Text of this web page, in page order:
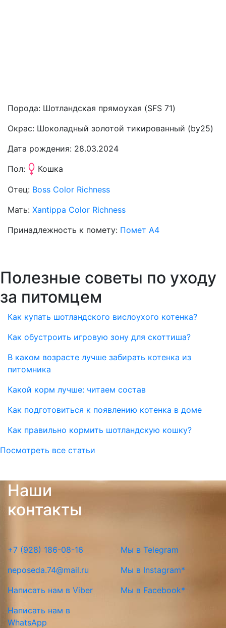
Порода: Шотландская прямоухая (SFS 71)
Окрас: Шоколадный золотой тикированный (by25)
Дата рождения: 28.03.2024
Пол:
Кошка
Отец: Boss Color Richness
Мать: Xantippa Color Richness
Принадлежность к помету: Помет A4
Полезные советы по уходу
за питомцем
Как купать шотландского вислоухого котенка?
Как обустроить игровую зону для скоттиша?
В каком возрасте лучше забирать котенка из
питомника
Какой корм лучше: читаем состав
Как подготовиться к появлению котенка в доме
Как правильно кормить шотландскую кошку?
Посмотреть все статьи
Наши
контакты
+7 (928) 186-08-16
neposeda.74@mail.ru
Написать нам в Viber
Написать нам в
WhatsApp
Мы в Telegram
Мы в Instagram*
Мы в Facebook*